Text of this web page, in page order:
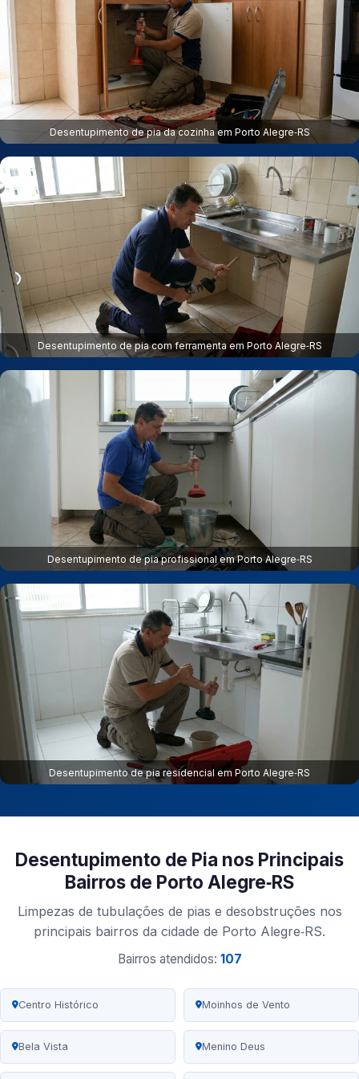
Desentupimento de pia da cozinha em Porto Alegre‑RS
Desentupimento de pia com ferramenta em Porto Alegre‑RS
Desentupimento de pia profissional em Porto Alegre‑RS
Desentupimento de pia residencial em Porto Alegre‑RS
Desentupimento de Pia nos Principais
Bairros de Porto Alegre‑RS
Limpezas de tubulações de pias e desobstruções nos
principais bairros da cidade de Porto Alegre‑RS.
Bairros atendidos: 107
Centro Histórico Moinhos de Vento
Bela Vista Menino Deus